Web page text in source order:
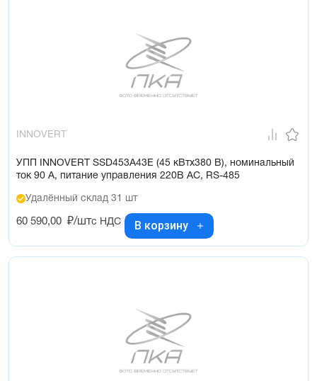
INNOVERT
УПП INNOVERT SSD453A43E (45 кВтx380 В), номинальный
ток 90 А, питание управления 220В AC, RS-485
Удалённый склад 31 шт
60 590,00 ₽/штс НДС В корзину